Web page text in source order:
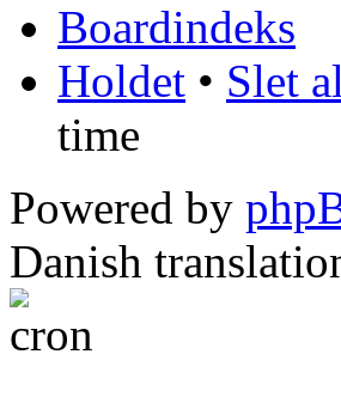
Boardindeks
Holdet • Slet
time
Powered by
Danish